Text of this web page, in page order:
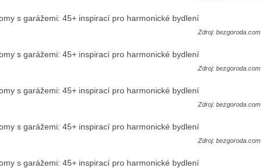
Zdroj: bezgoroda.com
Zdroj: bezgoroda.com
Zdroj: bezgoroda.com
Zdroj: bezgoroda.com